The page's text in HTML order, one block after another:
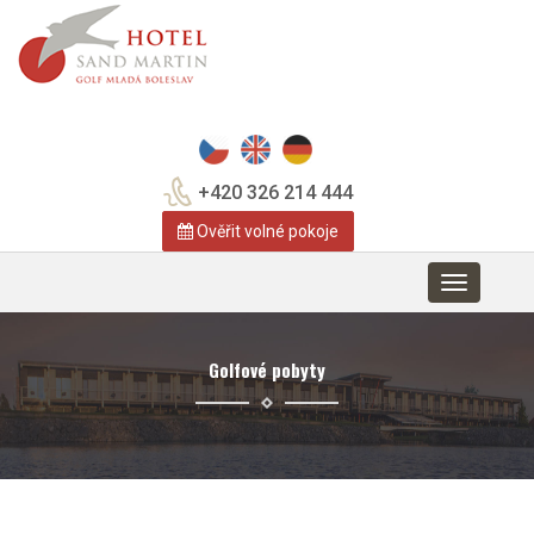
+420 326 214 444
Ověřit volné pokoje
Toggle
navigation
Golfové pobyty